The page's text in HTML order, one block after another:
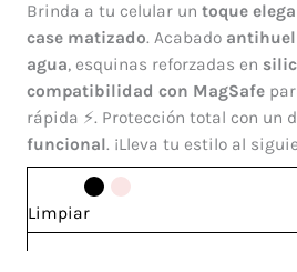
era:
$ 45.000.
es:
$ 34.950.
Brinda a tu celular un toque
case matizado. Acabado
agua, esquinas reforzadas en
compatibilidad con MagSafe
rápida ⚡. Protección total con un
funcional. ¡Lleva tu estilo al
Limpiar
Samsung
Galaxy
S23
Ultra
cantidad